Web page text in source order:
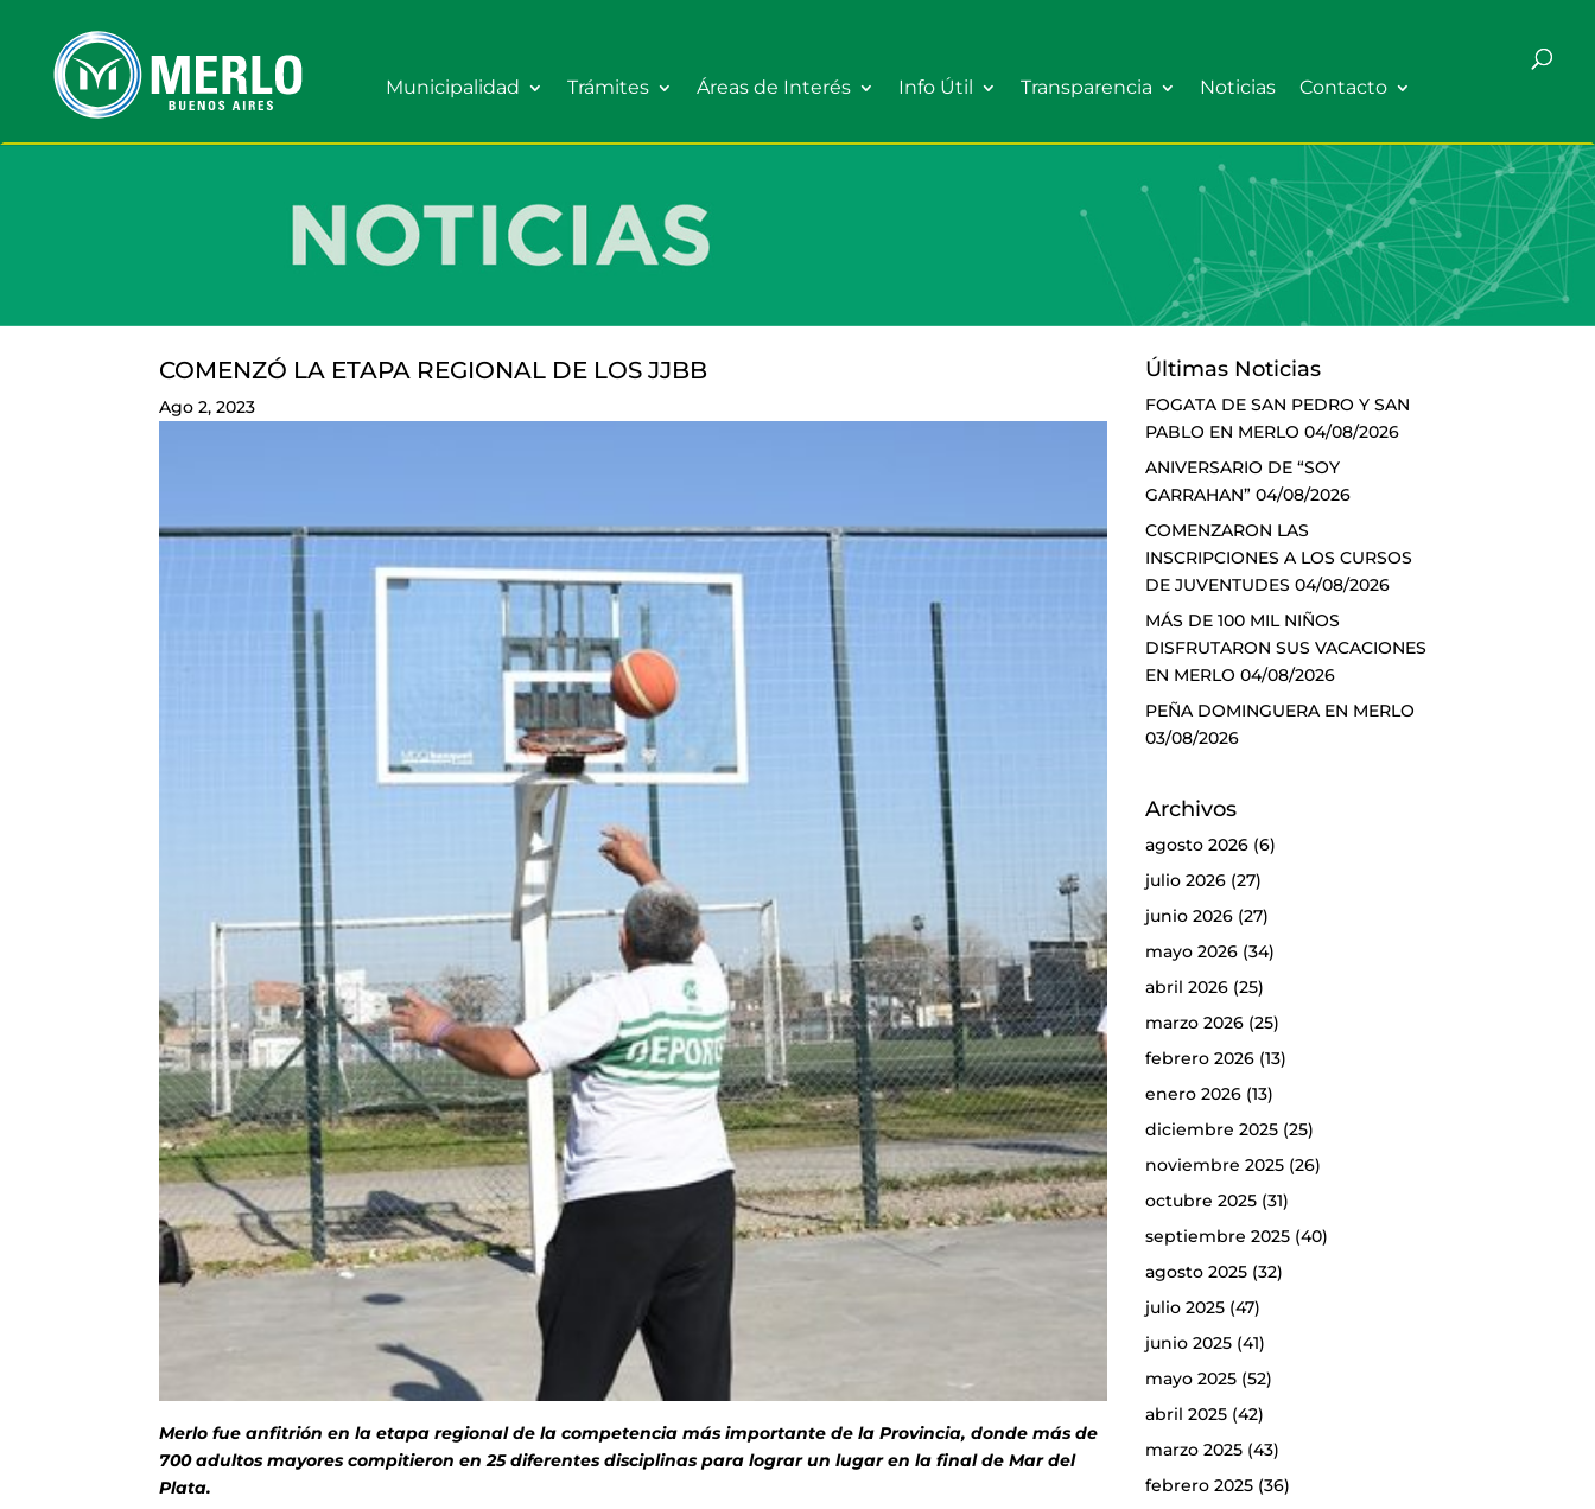
Municipalidad Trámites Áreas de Interés Info Útil Transparencia Noticias Contacto
COMENZÓ LA ETAPA REGIONAL DE LOS JJBB
Ago 2, 2023
Merlo fue anfitrión en la etapa regional de la competencia más importante de la Provincia, donde más de
700 adultos mayores compitieron en 25 diferentes disciplinas para lograr un lugar en la final de Mar del
Plata.
Últimas Noticias
FOGATA DE SAN PEDRO Y SAN
PABLO EN MERLO 04/08/2026
ANIVERSARIO DE “SOY
GARRAHAN” 04/08/2026
COMENZARON LAS
INSCRIPCIONES A LOS CURSOS
DE JUVENTUDES 04/08/2026
MÁS DE 100 MIL NIÑOS
DISFRUTARON SUS VACACIONES
EN MERLO 04/08/2026
PEÑA DOMINGUERA EN MERLO
03/08/2026
Archivos
agosto 2026(6)
julio 2026(27)
junio 2026(27)
mayo 2026(34)
abril 2026(25)
marzo 2026(25)
febrero 2026(13)
enero 2026(13)
diciembre 2025(25)
noviembre 2025(26)
octubre 2025(31)
septiembre 2025(40)
agosto 2025(32)
julio 2025(47)
junio 2025(41)
mayo 2025(52)
abril 2025(42)
marzo 2025(43)
febrero 2025(36)